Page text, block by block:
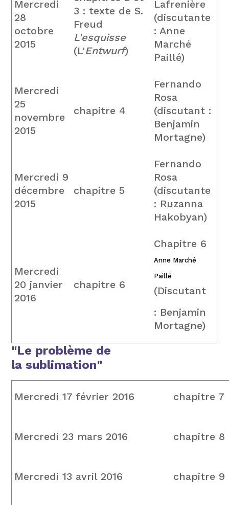
Mercredi
28
octobre
2015
3 : texte de S.
Freud
L'esquisse
(L'Entwurf)
Lafrenière
(discutante
: Anne
Marché
Paillé)
Mercredi
25
novembre
2015
chapitre 4
Fernando
Rosa
(discutant :
Benjamin
Mortagne)
Mercredi 9
décembre
2015
chapitre 5
Fernando
Rosa
(discutante
: Ruzanna
Hakobyan)
Mercredi
20 janvier
2016
chapitre 6
Chapitre 6
Anne Marché
Paillé
(Discutant
: Benjamin
Mortagne)
"Le problème de
la sublimation"
Mercredi 17 février 2016 chapitre 7
Mercredi 23 mars 2016 chapitre 8
Mercredi 13 avril 2016 chapitre 9